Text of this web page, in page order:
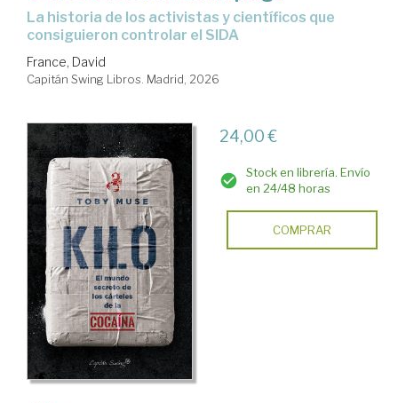
La historia de los activistas y científicos que
consiguieron controlar el SIDA
France, David
Capitán Swing Libros. Madrid, 2026
24,00 €
Stock en librería. Envío
en 24/48 horas
COMPRAR